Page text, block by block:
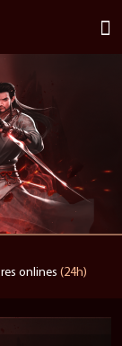
onlines (24h)